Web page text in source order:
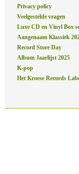
Privacy policy
Veelgestelde vragen
Luxe CD en Vinyl Box
Aangenaam Klassiek
Record Store Day
Album Jaarlijst 2025
K-pop
Het Kroese Records